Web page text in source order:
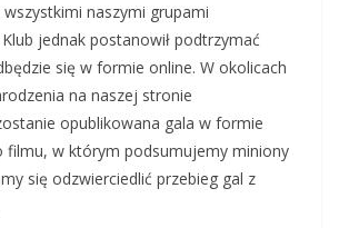
naszymi grupami
jednak postanowił podtrzymać
się w formie online. W okolicach
na naszej stronie
opublikowana gala w formie
filmu, w którym podsumujemy miniony
się odzwierciedlić przebieg gal z